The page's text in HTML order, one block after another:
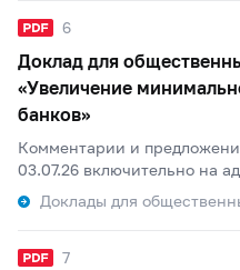
6
Доклад для
«Увеличение
банков»
Комментарии и
03.07.26 включительно на
Доклады для
7